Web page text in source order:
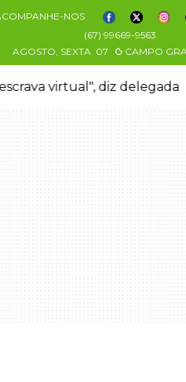
NOS
(67) 99669-9563
AGOSTO, SEXTA 07 CAMPO
virtual", diz delegada